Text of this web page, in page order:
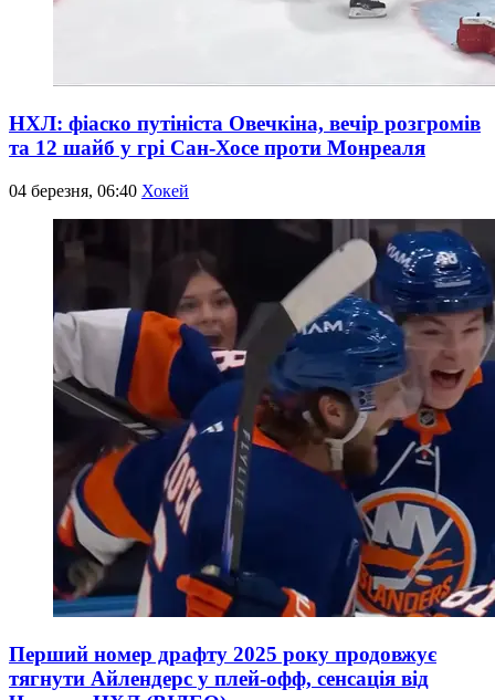
НХЛ: фіаско путініста Овечкіна, вечір розгромів
та 12 шайб у грі Сан-Хосе проти Монреаля
04 березня, 06:40 Хокей
Перший номер драфту 2025 року продовжує
тягнути Айлендерс у плей-офф, сенсація від